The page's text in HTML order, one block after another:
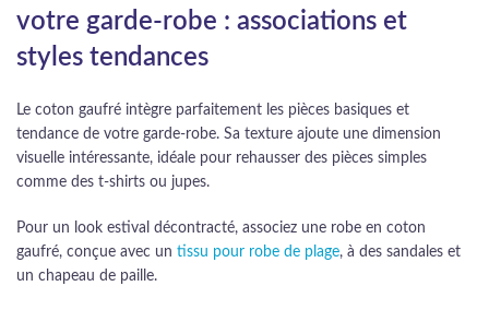
votre garde-robe : associations et
styles tendances
Le coton gaufré intègre parfaitement les pièces basiques et
tendance de votre garde-robe. Sa texture ajoute une dimension
visuelle intéressante, idéale pour rehausser des pièces simples
comme des t-shirts ou jupes.
Pour un look estival décontracté, associez une robe en coton
gaufré, conçue avec un tissu pour robe de plage, à des sandales et
un chapeau de paille.